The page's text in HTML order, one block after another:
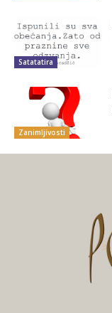
Satatatira
Zanimljivosti